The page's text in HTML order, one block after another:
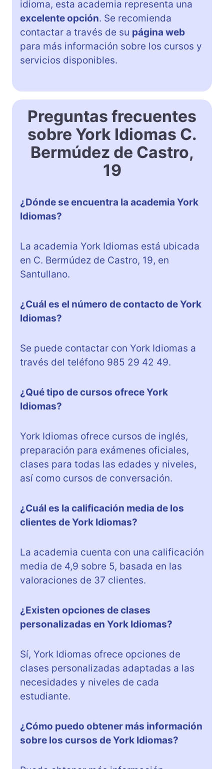
idioma, esta academia representa una
excelente opción. Se recomienda
contactar a través de su página web
para más información sobre los cursos y
servicios disponibles.
Preguntas frecuentes
sobre York Idiomas C.
Bermúdez de Castro,
19
¿Dónde se encuentra la academia York
Idiomas?
La academia York Idiomas está ubicada
en C. Bermúdez de Castro, 19, en
Santullano.
¿Cuál es el número de contacto de York
Idiomas?
Se puede contactar con York Idiomas a
través del teléfono 985 29 42 49.
¿Qué tipo de cursos ofrece York
Idiomas?
York Idiomas ofrece cursos de inglés,
preparación para exámenes oficiales,
clases para todas las edades y niveles,
así como cursos de conversación.
¿Cuál es la calificación media de los
clientes de York Idiomas?
La academia cuenta con una calificación
media de 4,9 sobre 5, basada en las
valoraciones de 37 clientes.
¿Existen opciones de clases
personalizadas en York Idiomas?
Sí, York Idiomas ofrece opciones de
clases personalizadas adaptadas a las
necesidades y niveles de cada
estudiante.
¿Cómo puedo obtener más información
sobre los cursos de York Idiomas?